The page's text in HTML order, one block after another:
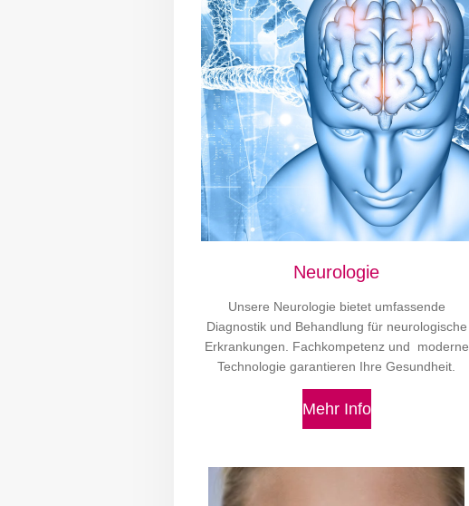
Neurologie
Unsere Neurologie bietet umfassende
Diagnostik und Behandlung für neurologische
Erkrankungen. Fachkompetenz und moderne
Technologie garantieren Ihre Gesundheit.
Mehr Info